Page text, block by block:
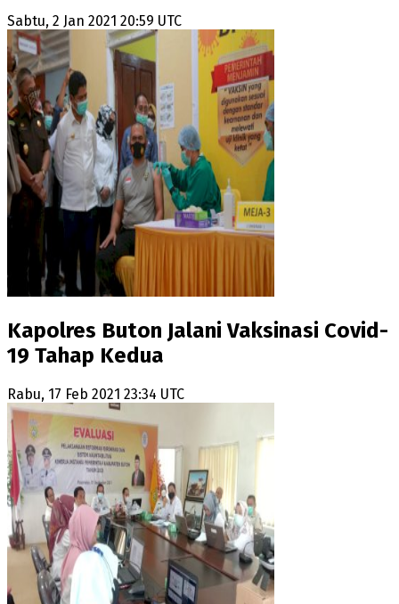
Sabtu, 2 Jan 2021 20:59 UTC
Kapolres Buton Jalani Vaksinasi Covid-
19 Tahap Kedua
Rabu, 17 Feb 2021 23:34 UTC